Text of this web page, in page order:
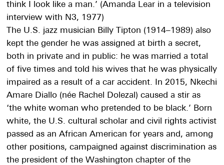
think I look like a man.’ (Amanda Lear in a television
interview with N3, 1977)
The U.S. jazz musician Billy Tipton (1914–1989) also
kept the gender he was assigned at birth a secret,
both in private and in public: he was married a total
of five times and told his wives that he was physically
impaired as a result of a car accident. In 2015, Nkechi
Amare Diallo (née Rachel Dolezal) caused a stir as
‘the white woman who pretended to be black.’ Born
white, the U.S. cultural scholar and civil rights activist
passed as an African American for years and, among
other positions, campaigned against discrimination as
the president of the Washington chapter of the